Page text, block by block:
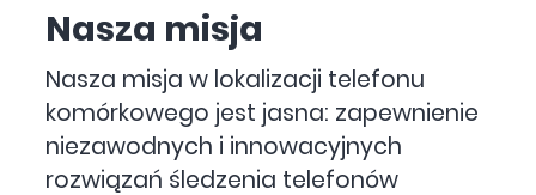
Nasza misja
Nasza misja w lokalizacji telefonu
komórkowego jest jasna: zapewnienie
niezawodnych i innowacyjnych
rozwiązań śledzenia telefonów